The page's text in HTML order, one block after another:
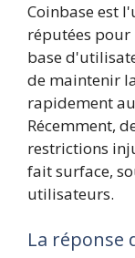
Coinbase est
réputées pour
base
de maintenir
rapidement
Récemment,
restrictions
fait surface,
utilisateurs.
La réponse